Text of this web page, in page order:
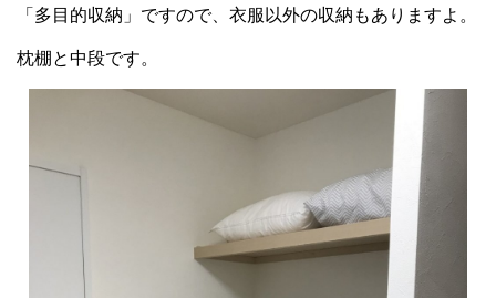
「多目的収納」ですので、衣服以外の収納もありますよ。
枕棚と中段です。